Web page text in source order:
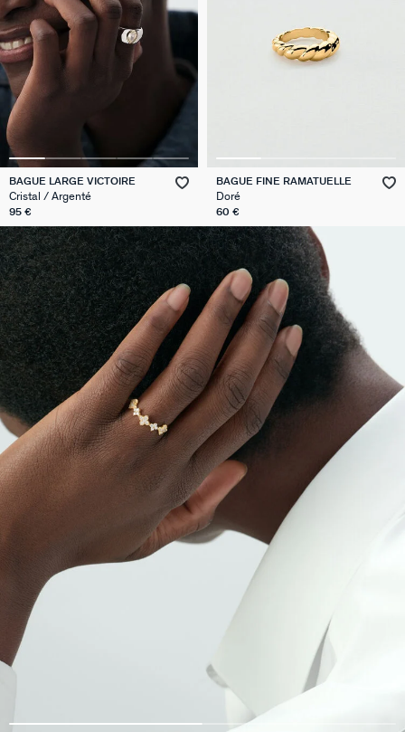
BAGUE LARGE VICTOIRE
Cristal / Argenté
95 €
BAGUE FINE RAMATUELLE
Doré
60 €